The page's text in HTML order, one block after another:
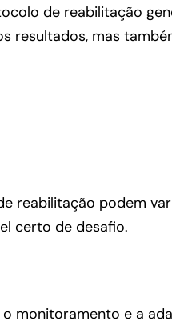
de reabilitação
resultados, mas
reabilitação podem
certo de desafio.
monitoramento e a